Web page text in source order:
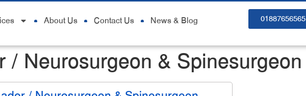
About Us Contact Us News & Blog 01887656565
/ Neurosurgeon & Spinesurgeon